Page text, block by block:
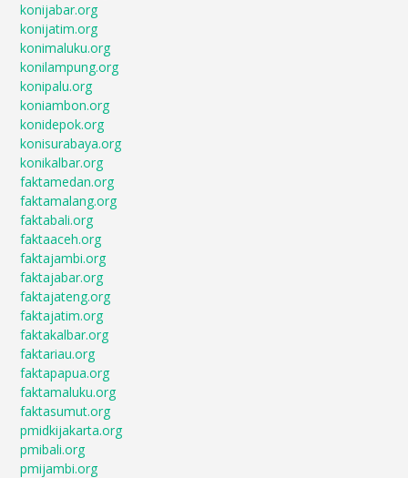
konijabar.org
konijatim.org
konimaluku.org
konilampung.org
konipalu.org
koniambon.org
konidepok.org
konisurabaya.org
konikalbar.org
faktamedan.org
faktamalang.org
faktabali.org
faktaaceh.org
faktajambi.org
faktajabar.org
faktajateng.org
faktajatim.org
faktakalbar.org
faktariau.org
faktapapua.org
faktamaluku.org
faktasumut.org
pmidkijakarta.org
pmibali.org
pmijambi.org